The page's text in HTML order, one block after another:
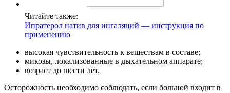
Читайте также:
Ипратерол натив для ингаляций — инструкция по
применению
высокая чувствительность к веществам в составе;
микозы, локализованные в дыхательном аппарате;
возраст до шести лет.
Осторожность необходимо соблюдать, если больной входит в